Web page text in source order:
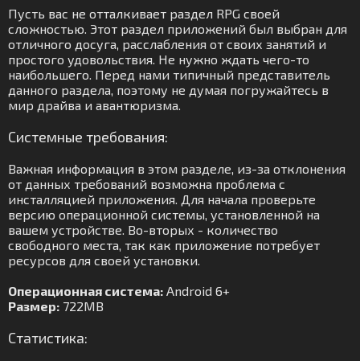
Пусть вас не отталкивает раздел RPG своей
сложностью. Этот раздел приложений был выбран для
отличного досуга, расслабления от своих занятий и
простого удовольствия. Не нужно ждать чего-то
наибольшего. Перед нами типичный представитель
данного раздела, поэтому не думая погружайтесь в
мир драйва и авантюризма.
Системные требования:
Важная информация в этом разделе, из-за отклонения
от данных требований возможна проблема с
инсталляцией приложения. Для начала проверьте
версию операционной системы, установленной на
вашем устройстве. Во-вторых - количество
свободного места, так как приложение потребует
ресурсов для своей установки.
Операционная система: Android 6+
Размер: 722MB
Статистика: